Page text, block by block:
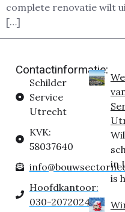
complete renovatie wilt
[…]
Contactinformatie:
Schilder
Service
Utrecht
KVK:
58037640
Hoofdkantoor:
030-2072024
in
is